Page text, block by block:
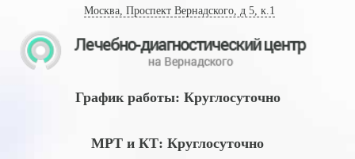
Москва, Проспект Вернадского, д 5, к.1
График работы: Круглосуточно
МРТ и КТ: Круглосуточно